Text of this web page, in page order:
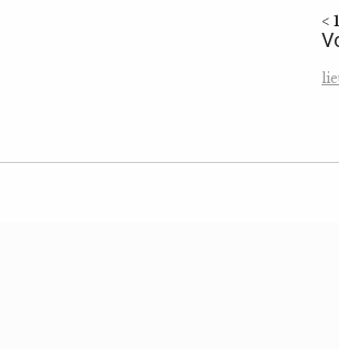
< 1